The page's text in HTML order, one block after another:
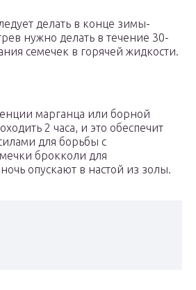
делать в конце зимы-
нужно делать в течение 30-
семечек в горячей жидкости.
марганца или борной
2 часа, и это обеспечит
для борьбы с
брокколи для
опускают в настой из золы.